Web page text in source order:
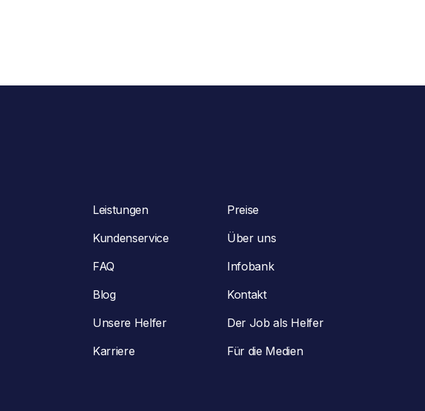
Leistungen
Preise
Kundenservice
Über uns
FAQ
Infobank
Blog
Kontakt
Unsere Helfer
Der Job als Helfer
Karriere
Für die Medien